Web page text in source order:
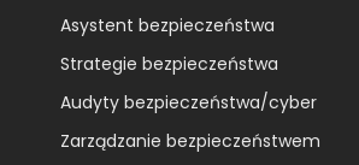
Asystent bezpieczeństwa
Strategie bezpieczeństwa
Audyty bezpieczeństwa/cyber
Zarządzanie bezpieczeństwem